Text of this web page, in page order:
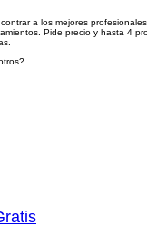
a los mejores
Pide precio y hasta 4